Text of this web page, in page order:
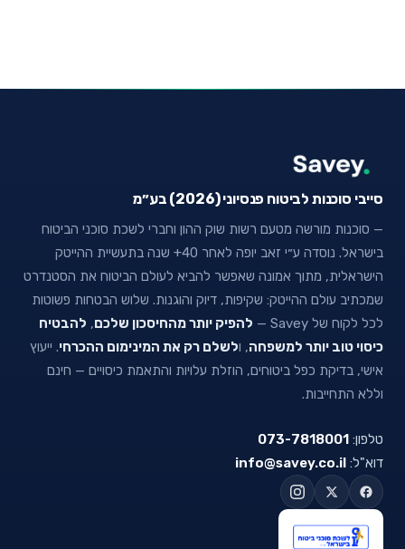
סייבי סוכנות לביטוח פנסיוני (2026) בע״מ
— סוכנות מורשה מטעם רשות שוק ההון וחברי לשכת סוכני הביטוח
בישראל. נוסדה ע״י זאב יופה לאחר 40+ שנה בתעשיית ההייטק
הישראלית, מתוך אמונה שאפשר להביא לעולם הביטוח את הסטנדרט
שמכתיב עולם ההייטק: שקיפות, דיוק והוגנות. שלוש הבטחות פשוטות
לכל לקוח של Savey —
להפיק יותר מהחיסכון שלכם, להבטיח
כיסוי טוב יותר למשפחה, ולשלם רק את המינימום ההכרחי. ייעוץ
אישי, בדיקת כפל ביטוחים, הוזלת עלויות והתאמת כיסויים — חינם
וללא התחייבות.
טלפון: 073-7818001
דוא"ל: info@savey.co.il